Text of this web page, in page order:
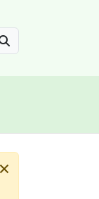
Search
×